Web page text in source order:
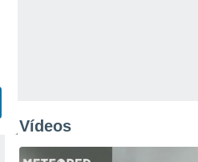
Vídeos